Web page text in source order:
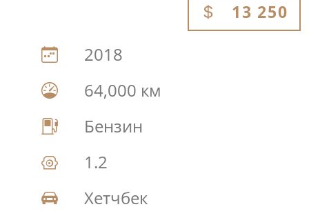
13 250
2018
64,000 км
Бензин
1.2
Хетчбек